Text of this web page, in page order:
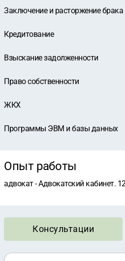
Заключение и расторжение брака
Кредитование
Взыскание задолженности
Право собственности
ЖКХ
Программы ЭВМ и базы данных
Опыт работы
адвокат - Адвокатский кабинет.
Консультации